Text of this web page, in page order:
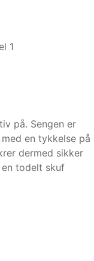
1
på. Sengen er
en tykkelse på
dermed sikker
todelt skuf